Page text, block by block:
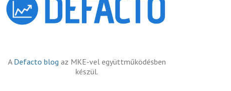
A Defacto blog az MKE-vel együttműködésben
készül.